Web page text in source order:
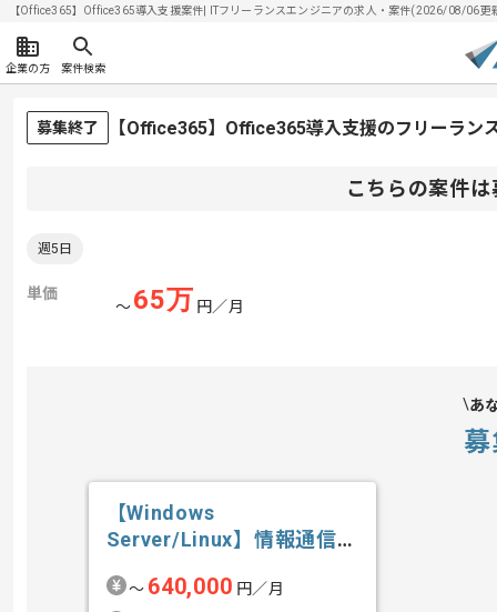
【Office365】Office365導入支援案件| ITフリーランスエンジニアの求人・案件(2026/08/06更
企業の方 案件検索
募集終了 【Office365】Office365導入支援のフリーラン
こちらの案件
週5日
単価
〜65万 円／月
あ
【Windows
Server/Linux】情報通信業
〜 640,000 円／月